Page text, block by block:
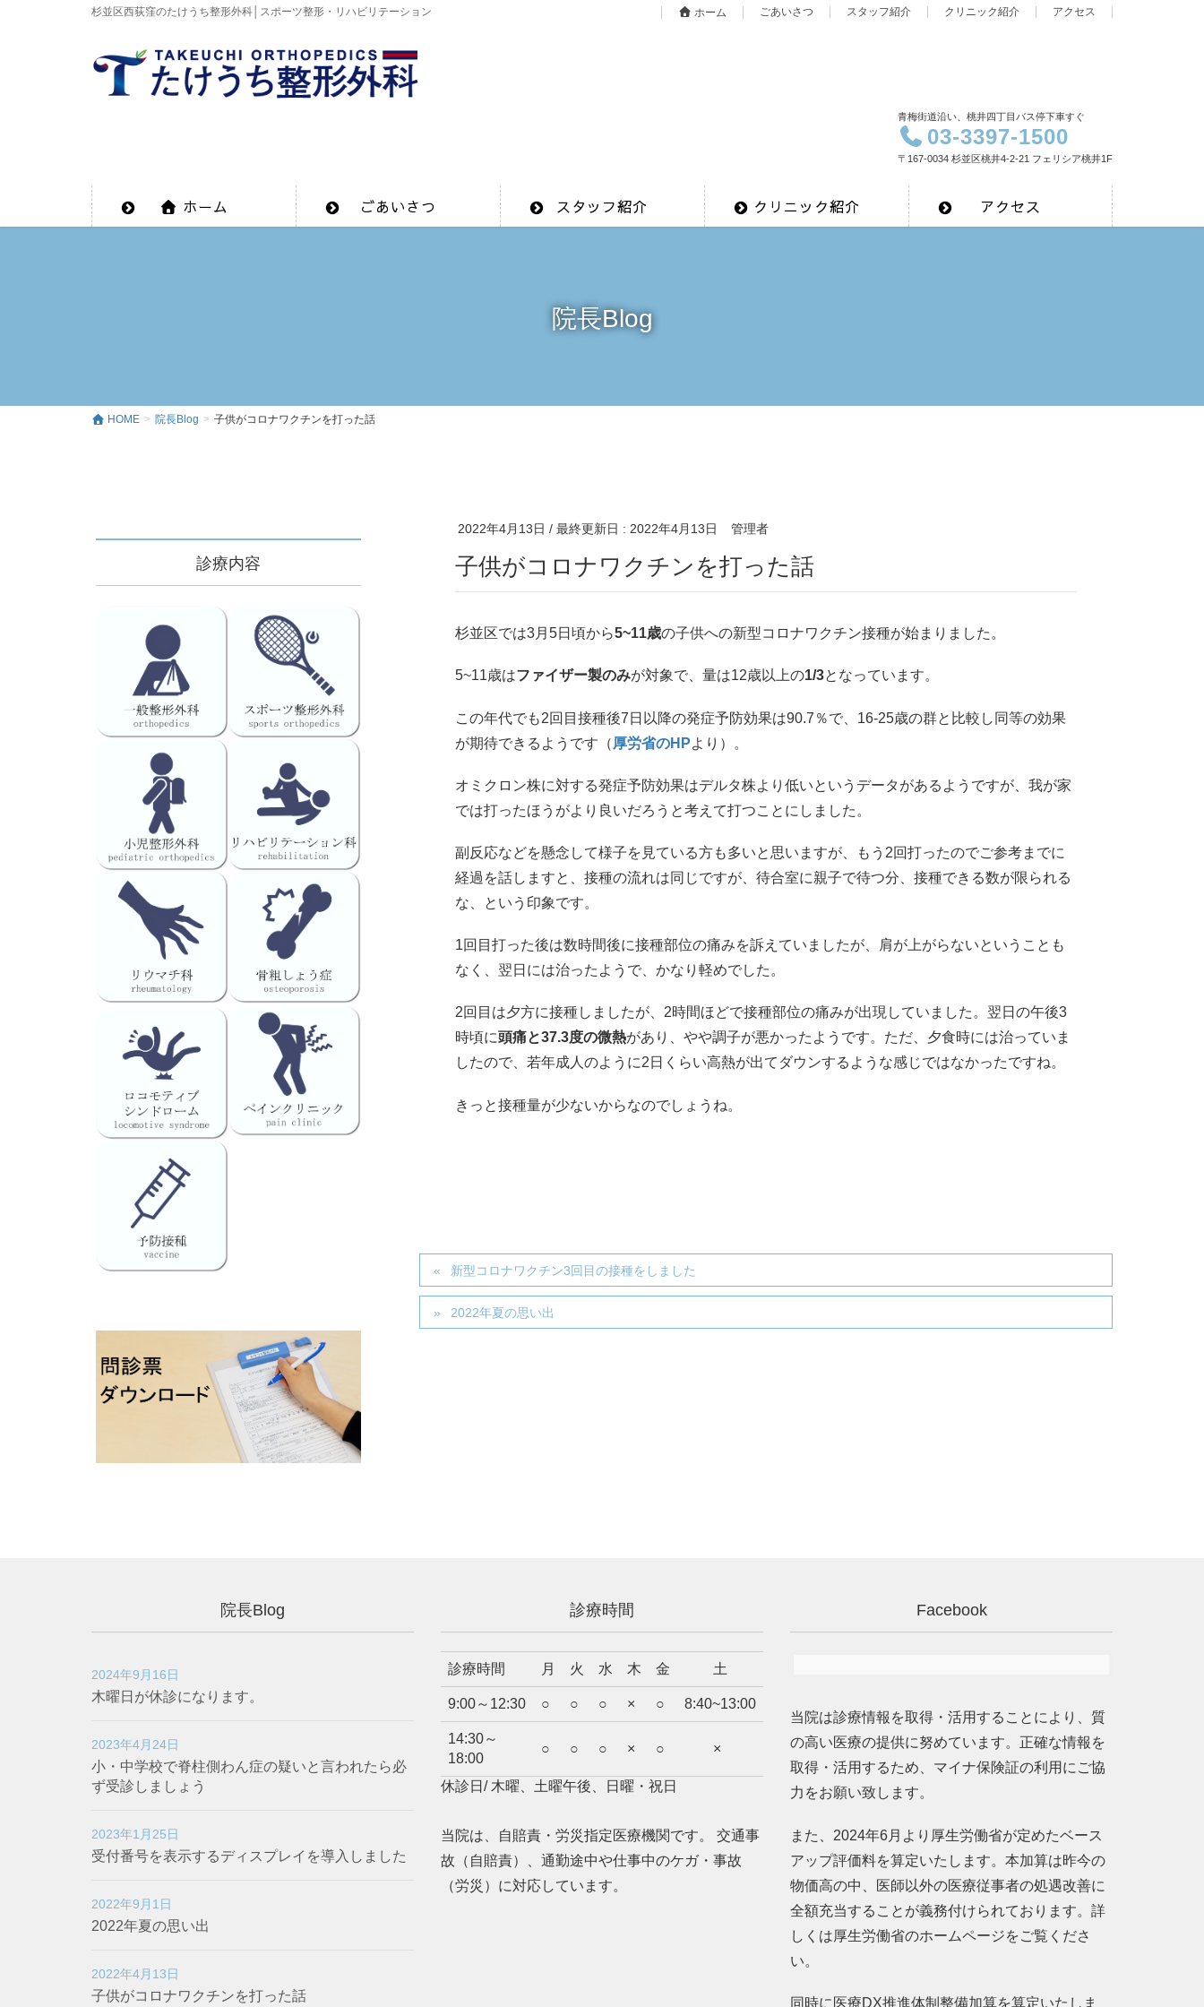
杉並区西荻窪のたけうち整形外科│スポーツ整形・リハビリテーション ホーム ごあいさつ スタッフ紹介 クリニック紹介 アクセス
青梅街道沿い、桃井四丁目バス停下車すぐ
03-3397-1500
〒167-0034 杉並区桃井4-2-21 フェリシア桃井1F
ホーム ごあいさつ スタッフ紹介 クリニック紹介 アクセス
院長Blog
HOME 院長Blog 子供がコロナワクチンを打った話
2022年4月13日 / 最終更新日 : 2022年4月13日 管理者
子供がコロナワクチンを打った話
杉並区では3月5日頃から5~11歳の子供への新型コロナワクチン接種が始まりました。
5~11歳はファイザー製のみが対象で、量は12歳以上の1/3となっています。
この年代でも2回目接種後7日以降の発症予防効果は90.7％で、16-25歳の群と比較し同等の効果
が期待できるようです（ 厚労省のHPより）。
オミクロン株に対する発症予防効果はデルタ株より低いというデータがあるようですが、我が家
では打ったほうがより良いだろうと考えて打つことにしました。
副反応などを懸念して様子を見ている方も多いと思いますが、もう2回打ったのでご参考までに
経過を話しますと、接種の流れは同じですが、待合室に親子で待つ分、接種できる数が限られる
な、という印象です。
1回目打った後は数時間後に接種部位の痛みを訴えていましたが、肩が上がらないということも
なく、翌日には治ったようで、かなり軽めでした。
2回目は夕方に接種しましたが、2時間ほどで接種部位の痛みが出現していました。翌日の午後3
時頃に頭痛と37.3度の微熱があり、やや調子が悪かったようです。ただ、夕食時には治っていま
したので、若年成人のように2日くらい高熱が出てダウンするような感じではなかったですね。
きっと接種量が少ないからなのでしょうね。
新型コロナワクチン3回目の接種をしました
2022年夏の思い出
診療内容
院長Blog
2024年9月16日
木曜日が休診になります。
2023年4月24日
小・中学校で脊柱側わん症の疑いと言われたら必
ず受診しましょう
2023年1月25日
受付番号を表示するディスプレイを導入しました
2022年9月1日
2022年夏の思い出
2022年4月13日
子供がコロナワクチンを打った話
診療時間
診療時間 月 火 水 木 金 土
9:00～12:30 ○ ○ ○ × ○ 8:40~13:00
14:30～
18:00
○ ○ ○ × ○ ×
休診日/ 木曜、土曜午後、日曜・祝日
当院は、自賠責・労災指定医療機関です。 交通事
故（自賠責）、通勤途中や仕事中のケガ・事故
（労災）に対応しています。
Facebook
当院は診療情報を取得・活用することにより、質
の高い医療の提供に努めています。正確な情報を
取得・活用するため、マイナ保険証の利用にご協
力をお願い致します。
また、2024年6月より厚生労働省が定めたベース
アップ評価料を算定いたします。本加算は昨今の
物価高の中、医師以外の医療従事者の処遇改善に
全額充当することが義務付けられております。詳
しくは厚生労働省のホームページをご覧くださ
い。
同時に医療DX推進体制整備加算を算定いたしま